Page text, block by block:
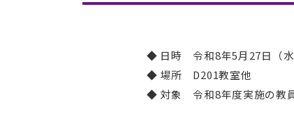
◆ 日時 令和8年5月27日（水
◆ 場所 D201教室他
◆ 対象 令和8年度実施の教